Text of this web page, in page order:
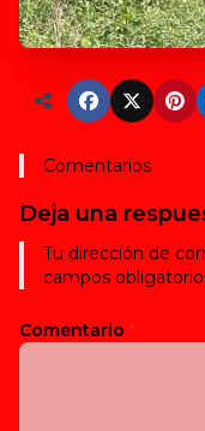
Comentarios
Deja una
Tu dirección de
campos
Comentario *